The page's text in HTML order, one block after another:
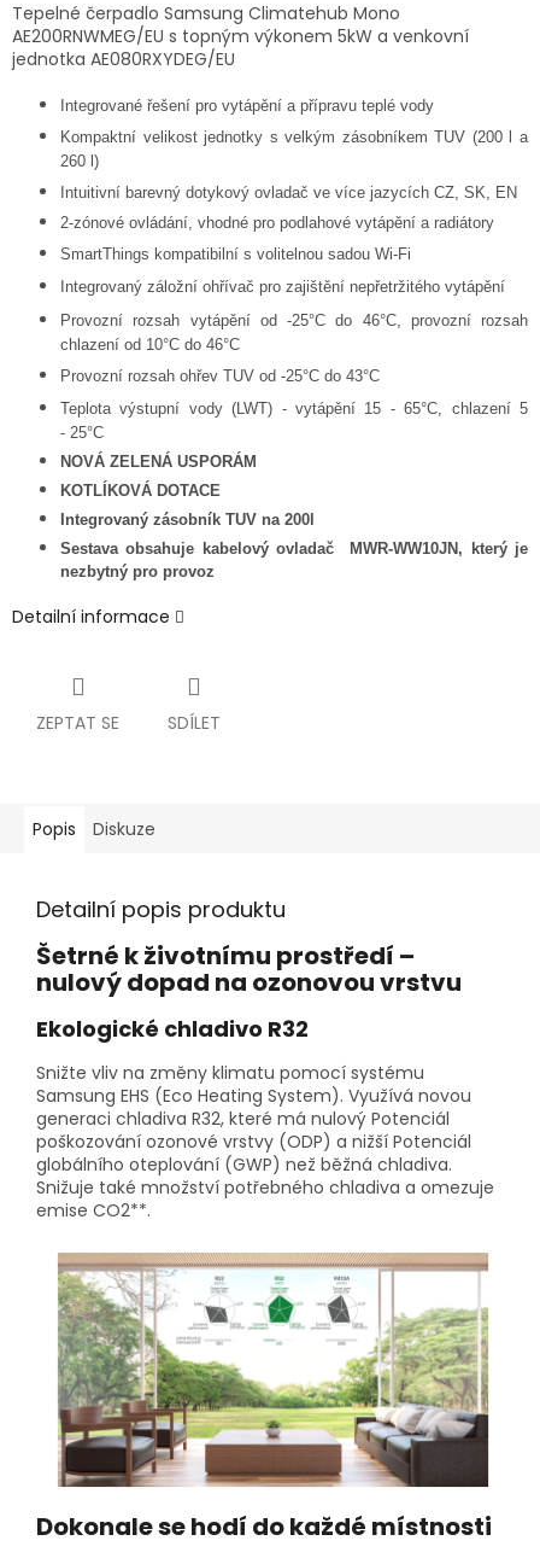
Tepelné čerpadlo Samsung Climatehub Mono
AE200RNWMEG/EU s topným výkonem 5kW a venkovní
jednotka AE080RXYDEG/EU
Integrované řešení pro vytápění a přípravu teplé vody
Kompaktní velikost jednotky s velkým zásobníkem TUV (200 l a
260 l)
Intuitivní barevný dotykový ovladač ve více jazycích CZ, SK, EN
2-zónové ovládání, vhodné pro podlahové vytápění a radiátory
SmartThings kompatibilní s volitelnou sadou Wi-Fi
Integrovaný záložní ohřívač pro zajištění nepřetržitého vytápění
Provozní rozsah vytápění od -25°C do 46°C, provozní rozsah
chlazení od 10°C do 46°C
Provozní rozsah ohřev TUV od -25°C do 43°C
Teplota výstupní vody (LWT) -vytápění 15 -65°C, chlazení 5
- 25°C
NOVÁ ZELENÁ USPORÁM
KOTLÍKOVÁ DOTACE
Integrovaný zásobník TUV na 200l
Sestava obsahuje kabelový ovladač MWR-WW10JN, který je
nezbytný pro provoz
Detailní informace
ZEPTAT SE SDÍLET
Popis Diskuze
Detailní popis produktu
Šetrné k životnímu prostředí –
nulový dopad na ozonovou vrstvu
Ekologické chladivo R32
Snižte vliv na změny klimatu pomocí systému
Samsung EHS (Eco Heating System). Využívá novou
generaci chladiva R32, které má nulový Potenciál
poškozování ozonové vrstvy (ODP) a nižší Potenciál
globálního oteplování (GWP) než běžná chladiva.
Snižuje také množství potřebného chladiva a omezuje
emise CO2**.
Dokonale se hodí do každé místnosti